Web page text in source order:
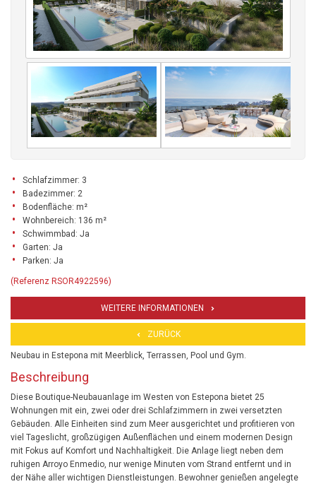
Schlafzimmer: 3
Badezimmer: 2
Bodenfläche: m²
Wohnbereich: 136 m²
Schwimmbad: Ja
Garten: Ja
Parken: Ja
(Referenz RSOR4922596)
WEITERE INFORMATIONEN
ZURÜCK
Neubau in Estepona mit Meerblick, Terrassen, Pool und Gym.
Beschreibung
Diese Boutique-Neubauanlage im Westen von Estepona bietet 25
Wohnungen mit ein, zwei oder drei Schlafzimmern in zwei versetzten
Gebäuden. Alle Einheiten sind zum Meer ausgerichtet und profitieren von
viel Tageslicht, großzügigen Außenflächen und einem modernen Design
mit Fokus auf Komfort und Nachhaltigkeit. Die Anlage liegt neben dem
ruhigen Arroyo Enmedio, nur wenige Minuten vom Strand entfernt und in
der Nähe aller wichtigen Dienstleistungen. Bewohner genießen angelegte